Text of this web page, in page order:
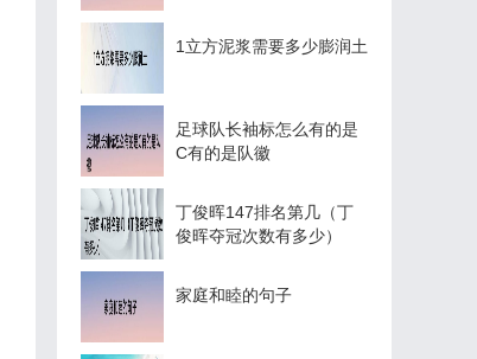
1立方泥浆需要多少膨润土
足球队长袖标怎么有的是
C有的是队徽
丁俊晖147排名第几（丁
俊晖夺冠次数有多少）
家庭和睦的句子